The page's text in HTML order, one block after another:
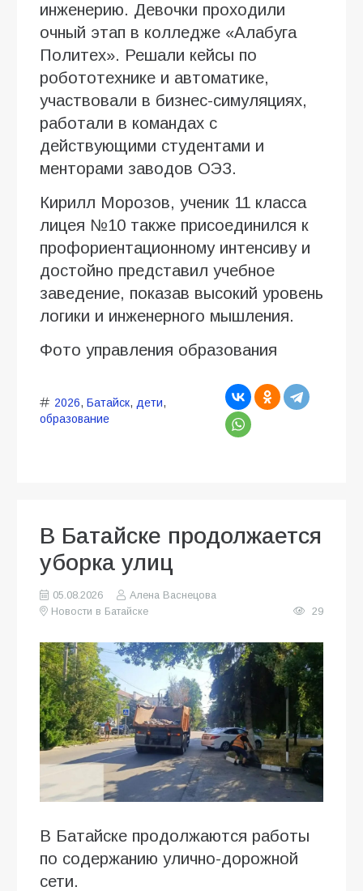
инженерию. Девочки проходили
очный этап в колледже «Алабуга
Политех». Решали кейсы по
робототехнике и автоматике,
участвовали в бизнес-симуляциях,
работали в командах с
действующими студентами и
менторами заводов ОЭЗ.
Кирилл Морозов, ученик 11 класса
лицея №10 также присоединился к
профориентационному интенсиву и
достойно представил учебное
заведение, показав высокий уровень
логики и инженерного мышления.
Фото управления образования
2026, Батайск, дети,
образование
В Батайске продолжается
уборка улиц
05.08.2026
Алена Васнецова
Новости в Батайске
29
В Батайске продолжаются работы
по содержанию улично-дорожной
сети.